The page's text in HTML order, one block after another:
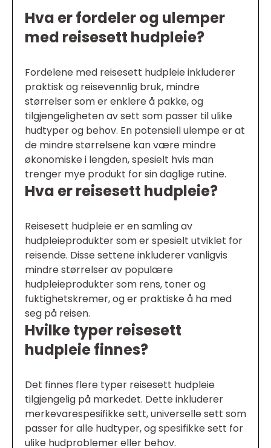
Hva er fordeler og ulemper
med reisesett hudpleie?
Fordelene med reisesett hudpleie inkluderer
praktisk og reisevennlig bruk, mindre
størrelser som er enklere å pakke, og
tilgjengeligheten av sett som passer til ulike
hudtyper og behov. En potensiell ulempe er at
de mindre størrelsene kan være mindre
økonomiske i lengden, spesielt hvis man
trenger mye produkt for sin daglige rutine.
Hva er reisesett hudpleie?
Reisesett hudpleie er en samling av
hudpleieprodukter som er spesielt utviklet for
reisende. Disse settene inkluderer vanligvis
mindre størrelser av populære
hudpleieprodukter som rens, toner og
fuktighetskremer, og er praktiske å ha med
seg på reisen.
Hvilke typer reisesett
hudpleie finnes?
Det finnes flere typer reisesett hudpleie
tilgjengelig på markedet. Dette inkluderer
merkevarespesifikke sett, universelle sett som
passer for alle hudtyper, og spesifikke sett for
ulike hudproblemer eller behov.